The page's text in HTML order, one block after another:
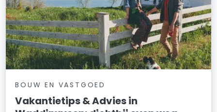
BOUW EN VASTGOED
Vakantietips & Advies in